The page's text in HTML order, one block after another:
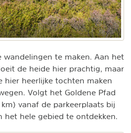
wandelingen te maken. Aan het
de heide hier prachtig, maar
hier heerlijke tochten maken
Volgt het Goldene Pfad
vanaf de parkeerplaats bij
het hele gebied te ontdekken.